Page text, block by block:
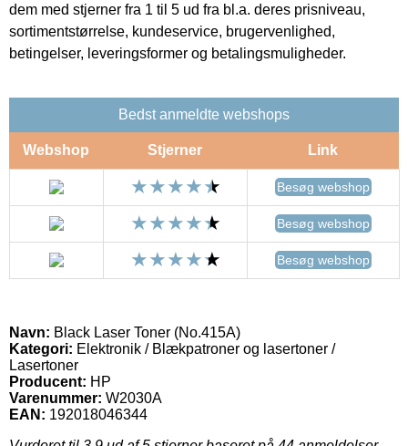
dem med stjerner fra 1 til 5 ud fra bl.a. deres prisniveau,
sortimentstørrelse, kundeservice, brugervenlighed,
betingelser, leveringsformer og betalingsmuligheder.
Bedst anmeldte webshops
Webshop Stjerner Link
Besøg webshop
Besøg webshop
Besøg webshop
Navn: Black Laser Toner (No.415A)
Kategori: Elektronik / Blækpatroner og lasertoner /
Lasertoner
Producent: HP
Varenummer: W2030A
EAN: 192018046344